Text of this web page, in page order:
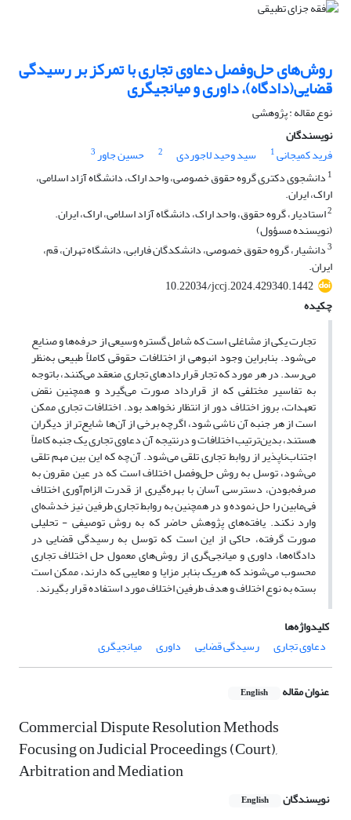
روش‌های حل‌وفصل دعاوی تجاری با تمرکز بر رسیدگی
قضایی(دادگاه)، داوری و میانجیگری
نوع مقاله : پژوهشی
نویسندگان
فرید کمیجانی1 سید وحید لاجوردی 2 حسین جاور3
1 دانشجوی دکتری گروه حقوق خصوصی، واحد اراک، دانشگاه آزاد اسلامی،
اراک، ایران.
2استادیار، گروه حقوق، واحد اراک، دانشگاه آزاد اسلامی، اراک، ایران.
(نویسنده مسؤول)
3دانشیار، گروه حقوق خصوصی، دانشکدگان فارابی، دانشگاه تهران، قم،
ایران.
10.22034/jccj.2024.429340.1442
چکیده
تجارت یکی از مشاغلی است که شامل گستره وسیعی از حرفه‌ها و صنایع
می‌شود. بنابراین وجود انبوهی از اختلافات حقوقی کاملاً طبیعی به‌نظر
می‌رسد. در هر مورد که تجار قراردادهای تجاری منعقد می‌کنند، باتوجه
به تفاسیر مختلفی که از قرارداد صورت می‌گیرد و همچنین نقض
تعهدات، بروز اختلاف دور از انتظار نخواهد بود. اختلافات تجاری ممکن
است از هر جنبه آن ناشی شود، اگرچه برخی از آن‌ها شایع‌تر از دیگران
هستند، بدین‌ترتیب اختلافات و درنتیجه آن دعاوی تجاری یک جنبه کاملاً
اجتناب‌ناپذیر از روابط تجاری تلقی می‌شود.آن‌چه که این بین مهم تلقی
می‌شود، توسل به روش حل‌و‌فصل اختلاف است که در عین مقرون به
صرفه‌بودن، دسترسی آسان با بهره‌گیری از قدرت الزام‌آوری اختلاف
فی‌مابین را حل نموده و در همچنین به روابط تجاری طرفین نیز خدشه‌ای
وارد نکند. یافته‌های پژوهش حاضر که به روش توصیفی - تحلیلی
صورت گرفته، حاکی از این است که توسل به رسیدگی قضایی در
دادگاه‌ها، داوری و میانجی‌گری از روش‌های معمول حل اختلاف تجاری
محسوب می‌شوند که هریک بنابر مزایا و معایبی که دارند، ممکن است
بسته به نوع اختلاف و هدف طرفین اختلاف مورد استفاده قرار بگیرند.
کلیدواژه‌ها
دعاوی تجاری
رسیدگی قضایی داوری میانجیگری
عنوان مقاله English
Commercial Dispute Resolution Methods
Focusing on Judicial Proceedings (Court),
Arbitration and Mediation
نویسندگان English